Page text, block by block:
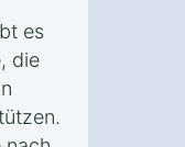
es
die